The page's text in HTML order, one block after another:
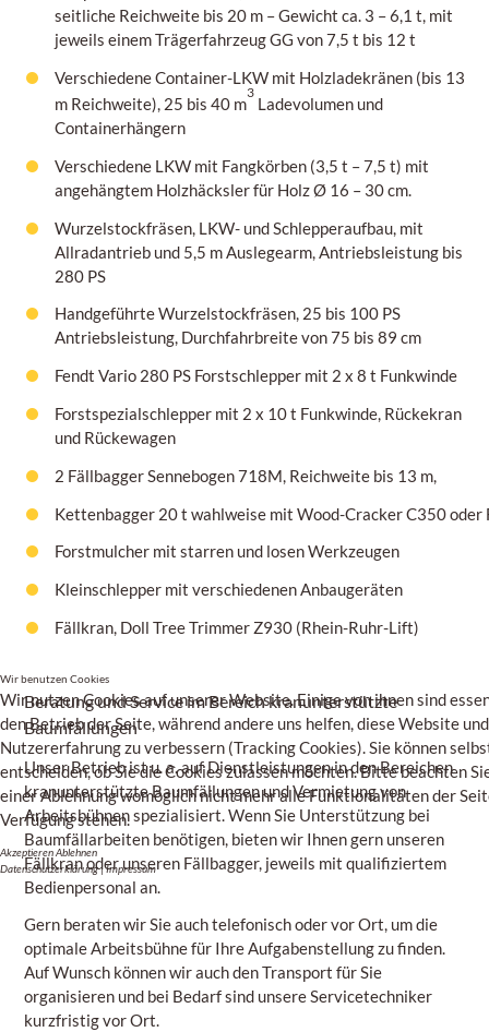
seitliche Reichweite bis 20 m – Gewicht ca. 3 – 6,1 t, mit
jeweils einem TrägerfahrzeugGG von 7,5 t bis 12 t
Verschiedene Container-LKW mit Holzladekränen (bis 13
m Reichweite), 25 bis 40 m
3
Ladevolumen und
Containerhängern
Verschiedene LKW mit Fangkörben (3,5 t – 7,5 t) mit
angehängtem Holzhäcksler für HolzØ 16 – 30 cm.
Wurzelstockfräsen, LKW- und Schlepperaufbau, mit
Allradantrieb und 5,5 m Auslegearm, Antriebsleistung bis
280 PS
Handgeführte Wurzelstockfräsen, 25 bis 100 PS
Antriebsleistung, Durchfahrbreite von75 bis 89 cm
Fendt Vario 280 PS Forstschlepper mit 2 x 8 t Funkwinde
Forstspezialschlepper mit 2 x 10 t Funkwinde, Rückekran
und Rückewagen
2 Fällbagger Sennebogen 718M, Reichweite bis 13 m,
Kettenbagger 20 t wahlweise mit Wood-Cracker C350 oder
Forstmulcher mit starren und losen Werkzeugen
Kleinschlepper mit verschiedenen Anbaugeräten
Fällkran, Doll Tree Trimmer Z930(Rhein-Ruhr-Lift)
Beratung und Service im Bereich kranunterstützte
Baumfällungen
Unser Betrieb ist u. a. auf Dienstleistungen in den Bereichen
kranunterstützte Baumfällungen und Vermietung von
Arbeitsbühnen spezialisiert. Wenn Sie Unterstützung bei
Baumfällarbeiten benötigen, bieten wir Ihnen gern unseren
Fällkran oder unseren Fällbagger, jeweils mit qualifiziertem
Bedienpersonal an.
Gern beraten wir Sie auch telefonisch oder vor Ort, um die
optimale Arbeitsbühne für Ihre Aufgabenstellung zu finden.
Auf Wunsch können wir auch den Transport für Sie
organisieren und bei Bedarf sind unsere Servicetechniker
kurzfristig vor Ort.
Wir benutzen Cookies
Wir nutzen Cookies auf unserer Website. Einige von ihnen sind
den Betrieb der Seite, während andere uns helfen, diese Website
Nutzererfahrung zu verbessern (Tracking Cookies). Sie können
entscheiden, ob Sie die Cookies zulassen möchten. Bitte beachten
einer Ablehnung womöglich nicht mehr alle Funktionalitäten der
Verfügung stehen.
AkzeptierenAblehnen
Datenschutzerklärung|Impressum